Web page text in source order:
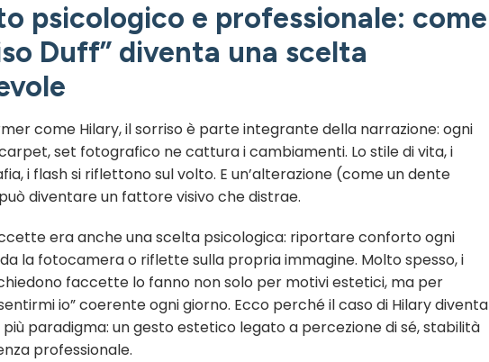
psicologico e professionale: come
Duff” diventa una scelta
come Hilary, il sorriso è parte integrante della narrazione: ogni
set fotografico ne cattura i cambiamenti. Lo stile di vita, i
i flash si riflettono sul volto. E un’alterazione (come un dente
diventare un fattore visivo che distrae.
era anche una scelta psicologica: riportare conforto ogni
la fotocamera o riflette sulla propria immagine. Molto spesso, i
faccette lo fanno non solo per motivi estetici, ma per
io” coerente ogni giorno. Ecco perché il caso di Hilary diventa
più paradigma: un gesto estetico legato a percezione di sé, stabilità
professionale.